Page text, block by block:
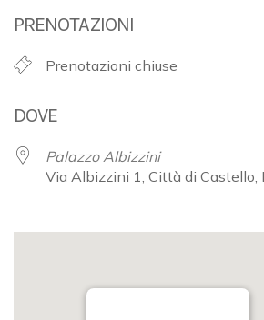
PRENOTAZIONI
Prenotazioni chiuse
DOVE
Palazzo Albizzini
Via Albizzini 1, Città di Castello,